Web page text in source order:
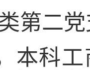
第二
本科